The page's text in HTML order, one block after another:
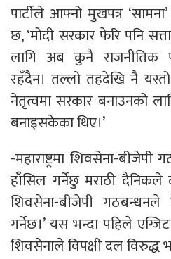
पार्टीले आफ्नो मुखपत्र
छ, ‘मोदी सरकार फेरि पनि
लागि अब कुनै राजनीतिक
रहँदैन। तल्लो तहदेखि नै
नेतृत्वमा सरकार बनाउनको
बनाइसकेका थिए।’
-महाराष्ट्रमा शिवसेना-
हाँसिल गर्नेछु मराठी दैनिकले
शिवसेना-बीजेपी
गर्नेछ।’ यस भन्दा पहिले
शिवसेनाले विपक्षी दल विरुद्ध